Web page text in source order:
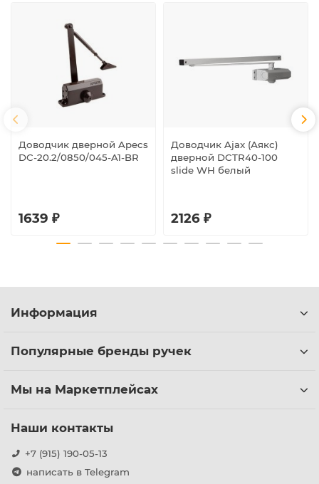
Доводчик дверной Apecs
DC-20.2/0850/045-A1-BR
1639 ₽
Доводчик Ajax (Аякс)
дверной DCTR40-100
slide WH белый
2126 ₽
Информация
Популярные бренды ручек
Мы на Маркетплейсах
Наши контакты
+7 (915) 190-05-13
написать в Telegram